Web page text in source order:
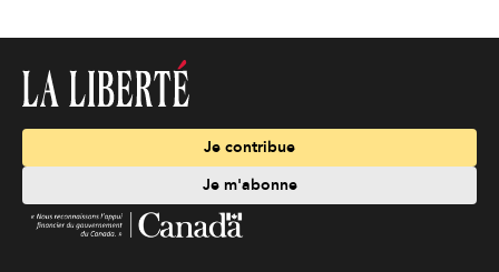
Je contribue
Je m'abonne